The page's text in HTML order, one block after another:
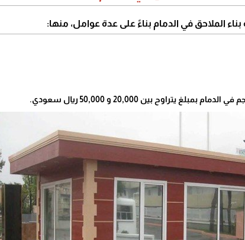
الملاحق في الدمام بناءً على عدة عوامل، منها:
بين 20,000 و 50,000 ريال سعودي.